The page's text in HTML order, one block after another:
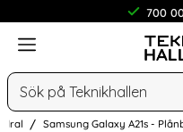
700
Meny
Sök
Samsung Galaxy A21s -